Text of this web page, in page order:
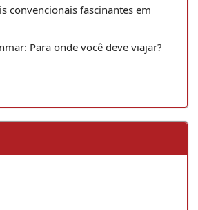
convencionais fascinantes em
Para onde você deve viajar?